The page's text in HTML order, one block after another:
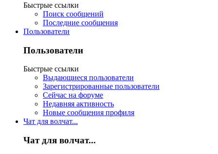
Быстрые ссылки
Поиск сообщений
Последние сообщения
Пользователи
Пользователи
Быстрые ссылки
Выдающиеся пользователи
Зарегистрированные пользователи
Сейчас на форуме
Недавняя активность
Новые сообщения профиля
Чат для волчат...
Чат для волчат...